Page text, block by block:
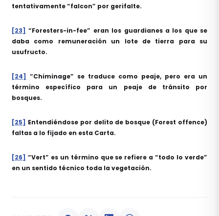
tentativamente “falcon” por gerifalte.
[23] “Foresters-in-fee” eran los guardianes a los que se
daba como remuneración un lote de tierra para su
usufructo.
[24]
“Chiminage” se traduce como peaje, pero era un
término específico para un peaje de tránsito por
bosques.
[25] Entendiéndose por delito de bosque (Forest offence)
faltas a lo fijado en esta Carta.
[26] “Vert” es un término que se refiere a “todo lo verde”
en un sentido técnico toda la vegetación.